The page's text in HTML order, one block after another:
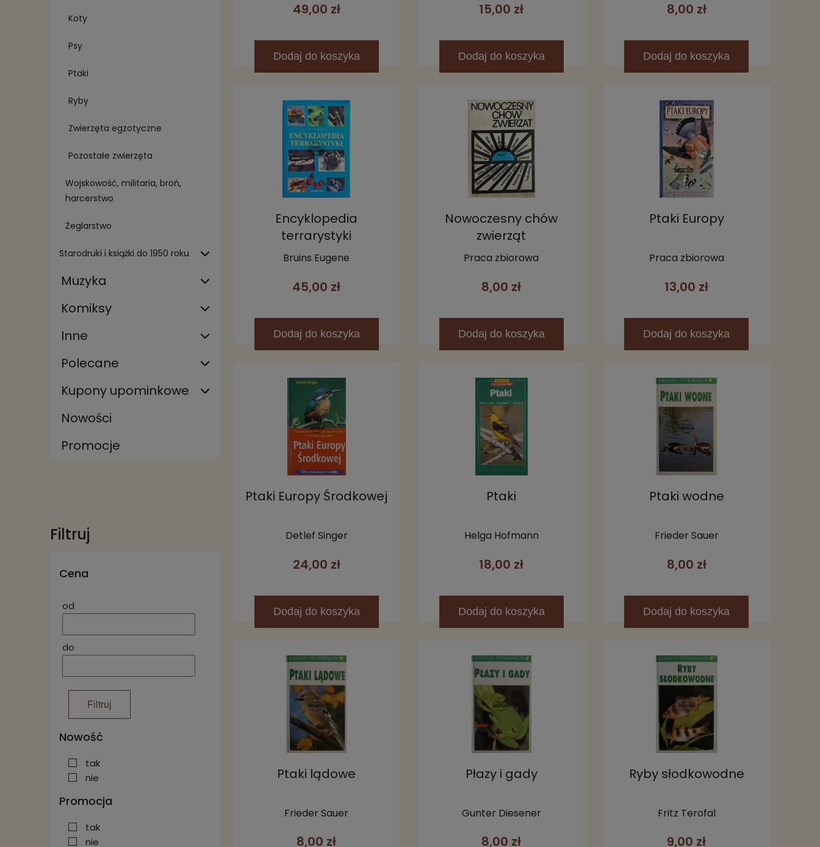
Koty
Psy
Ptaki
Ryby
Zwierzęta egzotyczne
Pozostałe zwierzęta
Wojskowość, militaria, broń,
harcerstwo
Żeglarstwo
Starodruki i książki do 1950 roku
Muzyka
Komiksy
Inne
Polecane
Kupony upominkowe
Nowości
Promocje
Filtruj
Cena
od
do
Filtruj
Nowość
tak
nie
Promocja
tak
nie
49,00 zł
Dodaj do koszyka
15,00 zł
Dodaj do koszyka
8,00 zł
Dodaj do koszyka
Encyklopedia
terrarystyki
Bruins Eugene
45,00 zł
Dodaj do koszyka
Nowoczesny chów
zwierząt
Praca zbiorowa
8,00 zł
Dodaj do koszyka
Ptaki Europy
Praca zbiorowa
13,00 zł
Dodaj do koszyka
Ptaki Europy Środkowej
Detlef Singer
24,00 zł
Dodaj do koszyka
Ptaki
Helga Hofmann
18,00 zł
Dodaj do koszyka
Ptaki wodne
Frieder Sauer
8,00 zł
Dodaj do koszyka
Ptaki lądowe
Frieder Sauer
8,00 zł
Płazy i gady
Gunter Diesener
8,00 zł
Ryby słodkowodne
Fritz Terofal
9,00 zł